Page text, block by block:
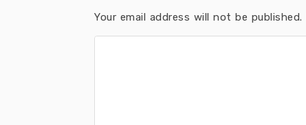
Your email address will not be published.